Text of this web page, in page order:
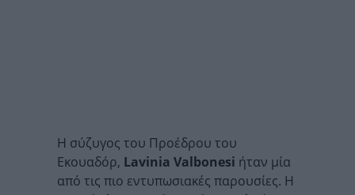
Η σύζυγος του Προέδρου του
Εκουαδόρ, Lavinia Valbonesi ήταν μία
από τις πιο εντυπωσιακές παρουσίες. Η